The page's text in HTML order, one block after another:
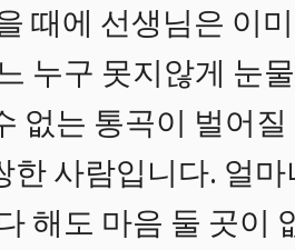
때에 선생님은 이
누구 못지않게 눈
없는 통곡이 벌어
사람입니다. 얼
해도 마음 둘 곳이